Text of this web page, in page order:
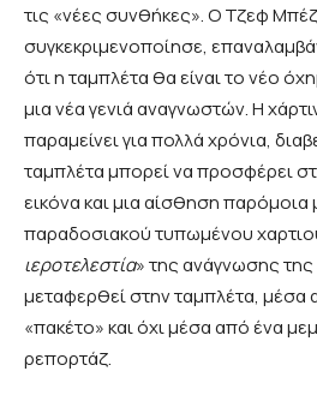
τις «νέες συνθήκες». Ο Τζεφ
συγκεκριμενοποίησε,
ότι η ταμπλέτα θα είναι το νέο
μια νέα γενιά αναγνωστών. Η
παραμείνει για πολλά χρόνια,
ταμπλέτα μπορεί να προσφέρει
εικόνα και μια αίσθηση παρόμοια
παραδοσιακού τυπωμένου
ιεροτελεστία» της ανάγνωσης
μεταφερθεί στην ταμπλέτα, μέσα
«πακέτο» και όχι μέσα από ένα
ρεπορτάζ.